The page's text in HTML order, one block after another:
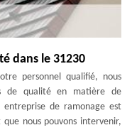
dans le 31230
personnel qualifié, nous
de qualité en matière de
de ramonage est
nous pouvons intervenir,